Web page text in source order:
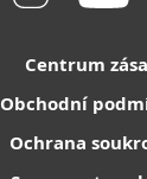
Centrum
Obchodní
Ochrana